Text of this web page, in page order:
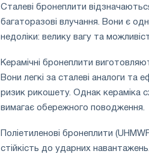
Сталеві бронеплити
багаторазові влучання. Вони є
недоліки: велику вагу та
Керамічні бронеплити
Вони легкі за сталеві аналоги та
ризик рикошету. Однак кераміка
вимагає обережного поводження.
Поліетиленові бронеплити
стійкість до ударних